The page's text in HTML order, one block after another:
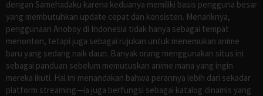
dengan Samehadaku karena keduanya memiliki basis pengguna besar
yang membutuhkan update cepat dan konsisten. Menariknya,
penggunaan Anoboy di Indonesia tidak hanya sebagai tempat
menonton, tetapi juga sebagai rujukan untuk menemukan anime
baru yang sedang naik daun. Banyak orang menggunakan situs ini
sebagai panduan sebelum memutuskan anime mana yang ingin
mereka ikuti. Hal ini menandakan bahwa perannya lebih dari sekadar
platform streaming—ia juga berfungsi sebagai katalog dinamis yang